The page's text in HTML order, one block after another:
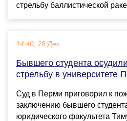
стрельбу баллистической
14:40, 28 Дек
Бывшего студента
стрельбу в университете
Суд в Перми приговорил к
заключению бывшего
юридического факультета